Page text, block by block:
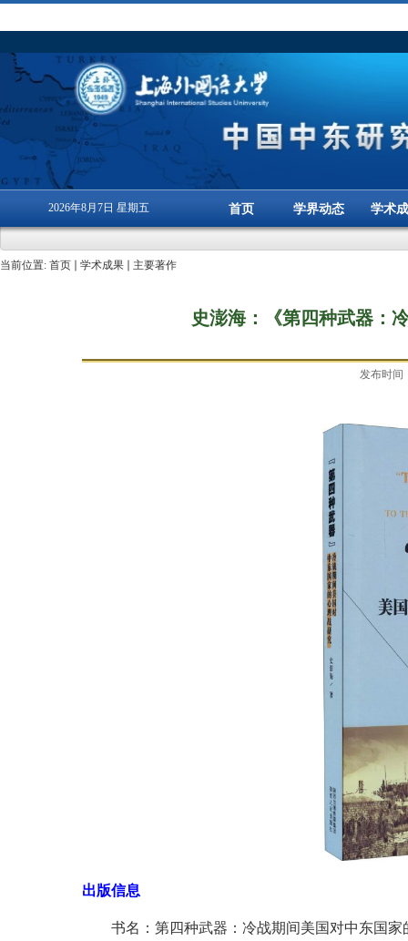
2026年8月7日 星期五 首页 学界动态 学术
当前位置: 首页 学术成果 主要著作
史澎海：《第四种武器：
发布时
出版信息
书名：第四种武器：冷战期间美国对中东国家